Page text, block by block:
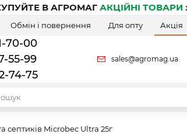
В АГРОМАГАКЦІЙНІ ТОВАРИ
Обмін і повернення Для опту Акція
70-00
55-99
74-75
sales@agromag.ua
септиків Microbec Ultra 25г